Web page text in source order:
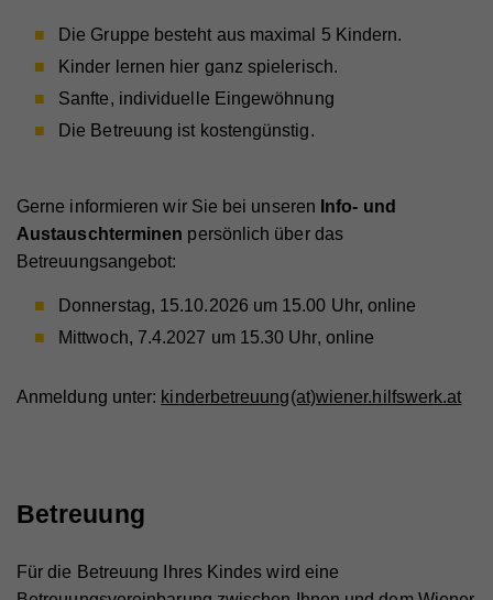
Die Gruppe besteht aus maximal 5 Kindern.
Kinder lernen hier ganz spielerisch.
Sanfte, individuelle Eingewöhnung
Die Betreuung ist kostengünstig.
Gerne informieren wir Sie bei unseren Info- und
Austauschterminen persönlich über das
Betreuungsangebot:
Donnerstag, 15.10.2026 um 15.00 Uhr, online
Mittwoch, 7.4.2027 um 15.30 Uhr, online
Anmeldung unter: kinderbetreuung(at)wiener.hilfswerk.at
Betreuung
Für die Betreuung Ihres Kindes wird eine